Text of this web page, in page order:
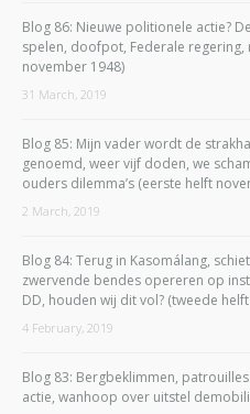
Blog 86: Nieuwe politionele actie?
spelen, doofpot, Federale
november 1948)
31 March, 2019
Blog 85: Mijn vader wordt de
genoemd, weer vijf doden, we
ouders dilemma’s (eerste helft
2 March, 2019
Blog 84: Terug in Kasomálang,
zwervende bendes opereren op
DD, houden wij dit vol? (tweede
4 February, 2019
Blog 83: Bergbeklimmen,
actie, wanhoop over uitstel